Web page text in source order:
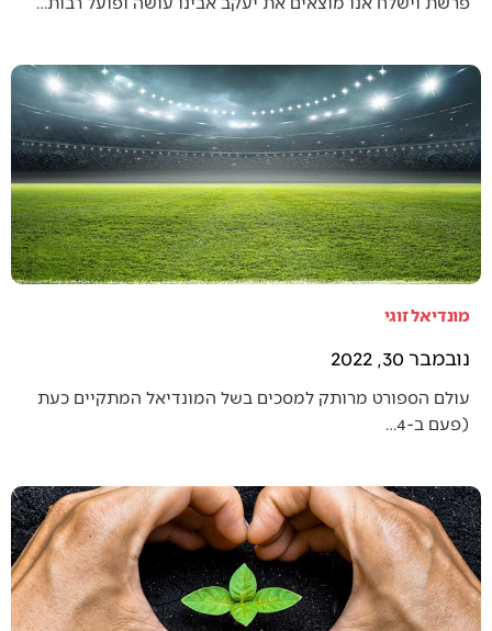
מונדיאל זוגי
נובמבר 30, 2022
עולם הספורט מרותק למסכים בשל המונדיאל המתקיים כעת
(פעם ב-4…